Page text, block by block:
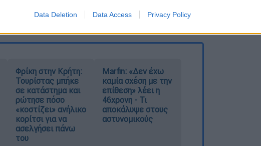
Data Deletion Data Access Privacy Policy
όρους
Φρίκη στην Κρήτη:
Τουρίστας μπήκε
σε κατάστημα και
ρώτησε πόσο
«κοστίζει» ανήλικο
κορίτσι για να
ασελγήσει πάνω
του
Marfin: «Δεν έχω
καμία σχέση με την
επίθεση» λέει η
46χρονη - Τι
αποκάλυψε στους
αστυνομικούς